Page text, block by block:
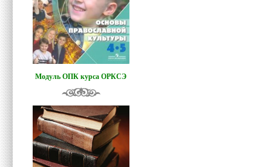
Модуль ОПК курса ОРКСЭ